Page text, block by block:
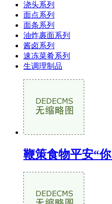
浇头系列
面点系列
面条系列
油炸裹面系列
酱卤系列
速冻菜肴系列
生调理制品
鞭策食物平安“